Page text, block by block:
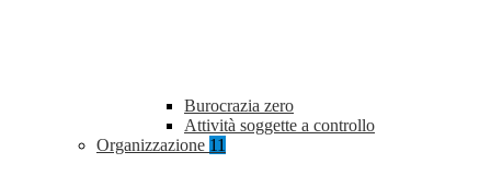
Burocrazia zero
Attività soggette a controllo
Organizzazione 11